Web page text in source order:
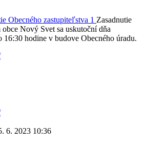
Zasadnutie
Nový Svet sa uskutoční dňa
16:30 hodine v budove Obecného úradu.
6. 2023 10:36